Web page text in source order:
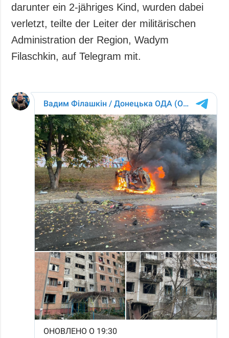
Kriminalität
Notstand und
Notfälle
ZUSÄTZLICH
Fotos
Video
LEISTUNGEN
darunter ein 2-jähriges Kind, wurden dabei
verletzt, teilte der Leiter der militärischen
Administration der Region, Wadym
Filaschkin, auf Telegram mit.